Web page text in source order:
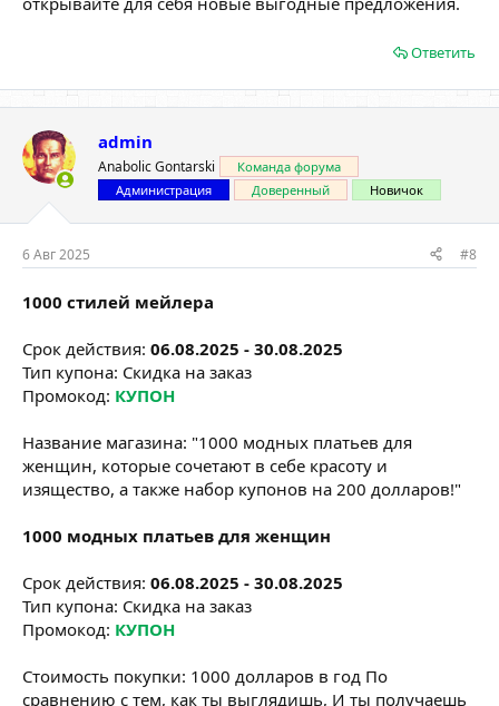
Ответить
admin
Anabolic Gontarski
Команда форума
Администрация
Доверенный Новичок
6 Авг 2025 #8
1000 стилей мейлера
Срок действия: 06.08.2025 - 30.08.2025
Тип купона: Скидка на заказ
Промокод: КУПОН
Название магазина: "1000 модных платьев для
женщин, которые сочетают в себе красоту и
изящество, а также набор купонов на 200 долларов!"
1000 модных платьев для женщин
Срок действия: 06.08.2025 - 30.08.2025
Тип купона: Скидка на заказ
Промокод: КУПОН
Стоимость покупки: 1000 долларов в год По
сравнению с тем, как ты выглядишь, И ты получаешь